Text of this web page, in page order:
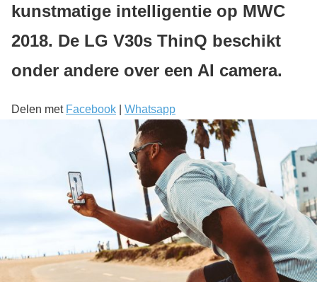
kunstmatige intelligentie op MWC
2018. De LG V30s ThinQ beschikt
onder andere over een AI camera.
Delen met Facebook Whatsapp